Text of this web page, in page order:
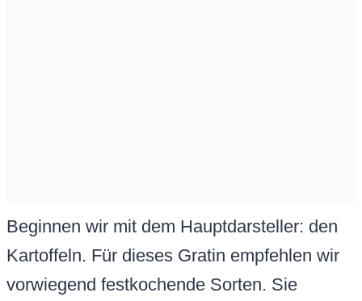
Beginnen wir mit dem Hauptdarsteller: den
Kartoffeln. Für dieses Gratin empfehlen wir
vorwiegend festkochende Sorten. Sie